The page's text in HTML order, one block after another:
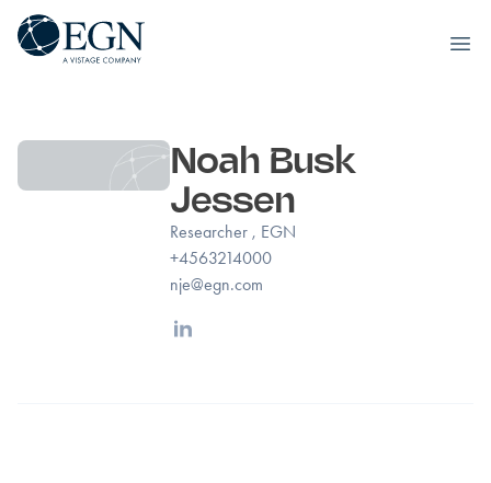
Executives' Global Network
Noah Busk
Jessen
Researcher , EGN
+4563214000
nje@egn.com
Linkedin